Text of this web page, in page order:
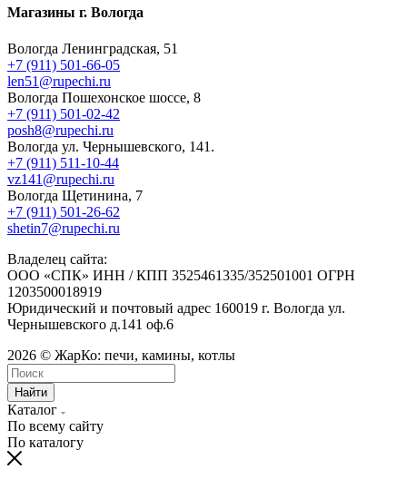
Магазины г. Вологда
Вологда Ленинградская, 51
+7 (911) 501-66-05
len51@rupechi.ru
Вологда Пошехонское шоссе, 8
+7 (911) 501-02-42
posh8@rupechi.ru
Вологда ул. Чернышевского, 141.
+7 (911) 511-10-44
vz141@rupechi.ru
Вологда Щетинина, 7
+7 (911) 501-26-62
shetin7@rupechi.ru
Владелец сайта:
ООО «СПК» ИНН / КПП 3525461335/352501001 ОГРН
1203500018919
Юридический и почтовый адрес 160019 г. Вологда ул.
Чернышевского д.141 оф.6
2026 © ЖарКо: печи, камины, котлы
Найти
Каталог
По всему сайту
По каталогу